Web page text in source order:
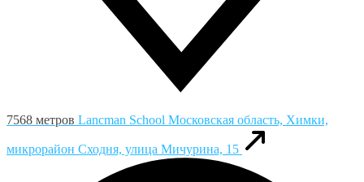
7568 метров Lancman School Московская область, Химки,
микрорайон Сходня, улица Мичурина, 15